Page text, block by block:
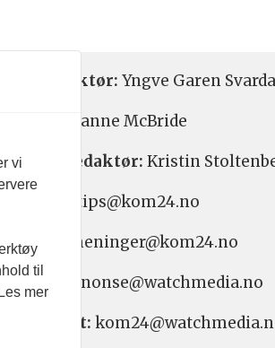
Yngve Garen
Hanne McBride
redaktør: Kristin
tips@kom24.no
meninger@kom24.no
annonse@watchmedia.no
vi
til
mer